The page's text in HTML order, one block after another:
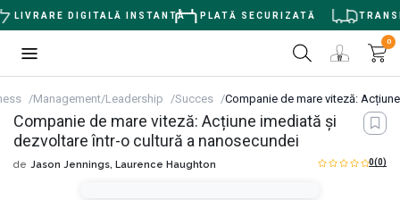
LIVRARE DIGITALĂ INSTANTĂ PLATĂ SECURIZATĂ
0
Management/Leadership Succes Companie de mare viteză:
Companie de mare viteză: Acțiune imediată și
dezvoltare într-o cultură a nanosecundei
de Jason Jennings, Laurence Haughton 0(0)